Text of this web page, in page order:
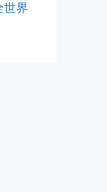
世界